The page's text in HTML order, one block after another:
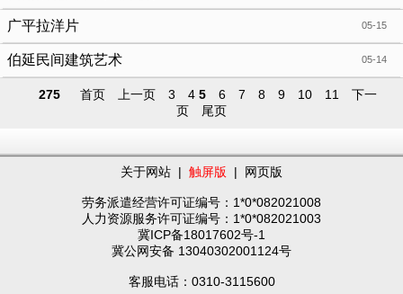
05-15
广平拉洋片
05-14
伯延民间建筑艺术
275 首页 上一页 3 4 5 6 7 8 9 10 11
下一
页
尾页
关于网站 | 触屏版 | 网页版
劳务派遣经营许可证编号：1*0*082021008
人力资源服务许可证编号：1*0*082021003
冀ICP备18017602号-1
冀公网安备 13040302001124号
客服电话：0310-3115600